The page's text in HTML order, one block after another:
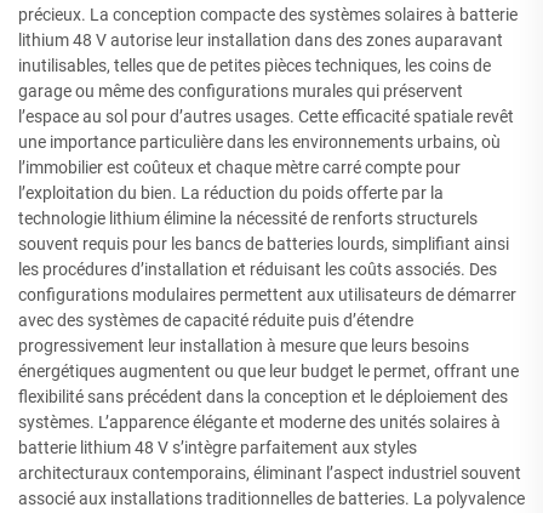
précieux. La conception compacte des systèmes solaires à batterie
lithium 48 V autorise leur installation dans des zones auparavant
inutilisables, telles que de petites pièces techniques, les coins de
garage ou même des configurations murales qui préservent
l’espace au sol pour d’autres usages. Cette efficacité spatiale revêt
une importance particulière dans les environnements urbains, où
l’immobilier est coûteux et chaque mètre carré compte pour
l’exploitation du bien. La réduction du poids offerte par la
technologie lithium élimine la nécessité de renforts structurels
souvent requis pour les bancs de batteries lourds, simplifiant ainsi
les procédures d’installation et réduisant les coûts associés. Des
configurations modulaires permettent aux utilisateurs de démarrer
avec des systèmes de capacité réduite puis d’étendre
progressivement leur installation à mesure que leurs besoins
énergétiques augmentent ou que leur budget le permet, offrant une
flexibilité sans précédent dans la conception et le déploiement des
systèmes. L’apparence élégante et moderne des unités solaires à
batterie lithium 48 V s’intègre parfaitement aux styles
architecturaux contemporains, éliminant l’aspect industriel souvent
associé aux installations traditionnelles de batteries. La polyvalence